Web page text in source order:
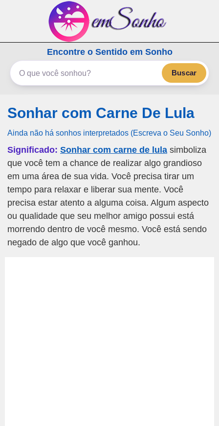
emSonho.com
Os sonhos significam mais
Encontre o Sentido em Sonho
Buscar
Sonhar com Carne De Lula
Ainda não há sonhos interpretados (Escreva o Seu Sonho)
Significado: Sonhar com carne de lula simboliza
que você tem a chance de realizar algo grandioso
em uma área de sua vida. Você precisa tirar um
tempo para relaxar e liberar sua mente. Você
precisa estar atento a alguma coisa. Algum aspecto
ou qualidade que seu melhor amigo possui está
morrendo dentro de você mesmo. Você está sendo
negado de algo que você ganhou.